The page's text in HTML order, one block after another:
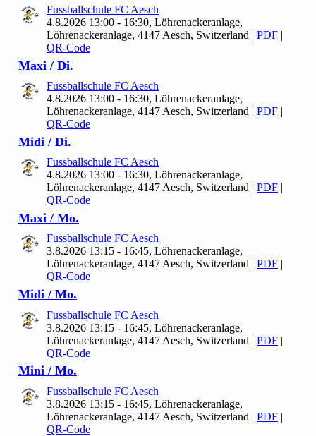
Fussballschule FC Aesch
4.8.2026 13:00 - 16:30, Löhrenackeranlage,
Löhrenackeranlage, 4147 Aesch, Switzerland | PDF |
QR-Code
Maxi / Di.
Fussballschule FC Aesch
4.8.2026 13:00 - 16:30, Löhrenackeranlage,
Löhrenackeranlage, 4147 Aesch, Switzerland | PDF |
QR-Code
Midi / Di.
Fussballschule FC Aesch
4.8.2026 13:00 - 16:30, Löhrenackeranlage,
Löhrenackeranlage, 4147 Aesch, Switzerland | PDF |
QR-Code
Maxi / Mo.
Fussballschule FC Aesch
3.8.2026 13:15 - 16:45, Löhrenackeranlage,
Löhrenackeranlage, 4147 Aesch, Switzerland
PDF
QR-Code
Midi / Mo.
Fussballschule FC Aesch
3.8.2026 13:15 - 16:45, Löhrenackeranlage,
Löhrenackeranlage, 4147 Aesch, Switzerland | PDF |
QR-Code
Mini / Mo.
Fussballschule FC Aesch
3.8.2026 13:15 - 16:45, Löhrenackeranlage,
Löhrenackeranlage, 4147 Aesch, Switzerland | PDF |
QR-Code